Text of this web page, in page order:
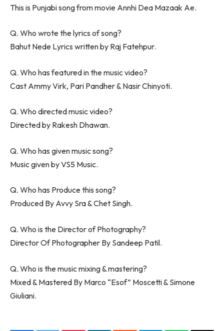
This is Punjabi song from movie Annhi Dea Mazaak Ae.
Q. Who wrote the lyrics of song?
Bahut Nede Lyrics written by Raj Fatehpur.
Q. Who has featured in the music video?
Cast Ammy Virk, Pari Pandher & Nasir Chinyoti.
Q. Who directed music video?
Directed by Rakesh Dhawan.
Q. Who has given music song?
Music given by VS5 Music.
Q. Who has Produce this song?
Produced By Avvy Sra & Chet Singh.
Q. Who is the Director of Photography?
Director Of Photographer By Sandeep Patil.
Q. Who is the music mixing & mastering?
Mixed & Mastered By Marco “Esof” Moscetti & Simone
Giuliani.